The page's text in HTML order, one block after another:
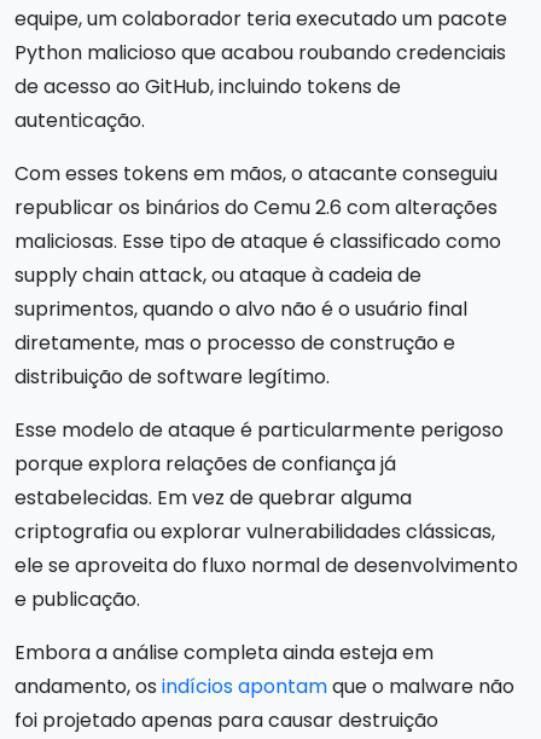
equipe, um colaborador teria executado um pacote
Python malicioso que acabou roubando credenciais
de acesso ao GitHub, incluindo tokens de
autenticação.
Com esses tokens em mãos, o atacante conseguiu
republicar os binários do Cemu 2.6 com alterações
maliciosas. Esse tipo de ataque é classificado como
supply chain attack, ou ataque à cadeia de
suprimentos, quando o alvo não é o usuário final
diretamente, mas o processo de construção e
distribuição de software legítimo.
Esse modelo de ataque é particularmente perigoso
porque explora relações de confiança já
estabelecidas. Em vez de quebrar alguma
criptografia ou explorar vulnerabilidades clássicas,
ele se aproveita do fluxo normal de desenvolvimento
e publicação.
Embora a análise completa ainda esteja em
andamento, os indícios apontamque o malware não
foi projetado apenas para causar destruição